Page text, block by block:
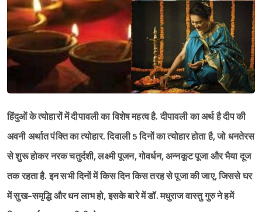
हिंदुओं के त्योहारों में दीपावली का विशेष महत्व है. दीपावली का अर्थ है दीप की
अवनी अर्थात पंक्ति का त्योहार. दिवाली 5 दिनों का त्योहार होता है, जो धनतेरस
से शुरू होकर नरक चतुर्दशी, लक्ष्मी पूजन, गोवर्धन, अन्नकूट पूजा और भैया दूज
तक रहता है. इन सभी दिनों में किस दिन किस तरह से पूजा की जाए, जिससे घर
में सुख-समृद्धि और धन लाभ हो, इसके बारे में डॉ. मधुराज वास्तु गुरु ने हमें